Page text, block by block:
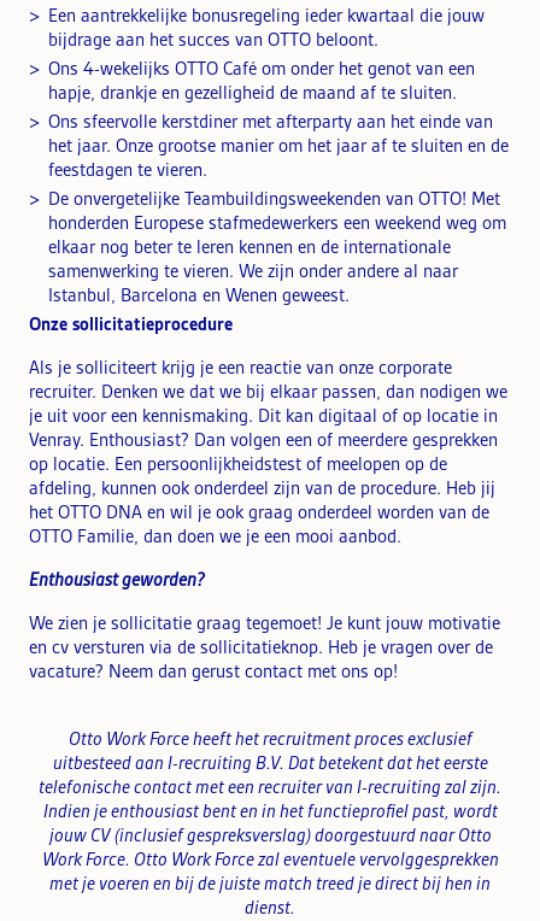
Een aantrekkelijke bonusregeling ieder kwartaal die jouw
bijdrage aan het succes van OTTO beloont.
Ons 4-wekelijks OTTO Café om onder het genot van een
hapje, drankje en gezelligheid de maand af te sluiten.
Ons sfeervolle kerstdiner met afterparty aan het einde van
het jaar. Onze grootse manier om het jaar af te sluiten en de
feestdagen te vieren.
De onvergetelijke Teambuildingsweekenden van OTTO! Met
honderden Europese stafmedewerkers een weekend weg om
elkaar nog beter te leren kennen en de internationale
samenwerking te vieren. We zijn onder andere al naar
Istanbul, Barcelona en Wenen geweest.
Onze sollicitatieprocedure
Als je solliciteert krijg je een reactie van onze corporate
recruiter. Denken we dat we bij elkaar passen, dan nodigen we
je uit voor een kennismaking. Dit kan digitaal of op locatie in
Venray. Enthousiast? Dan volgen een of meerdere gesprekken
op locatie. Een persoonlijkheidstest of meelopen op de
afdeling, kunnen ook onderdeel zijn van de procedure. Heb jij
het OTTO DNA en wil je ook graag onderdeel worden van de
OTTO Familie, dan doen we je een mooi aanbod.
Enthousiast geworden?
We zien je sollicitatie graag tegemoet! Je kunt jouw motivatie
en cv versturen via de sollicitatieknop. Heb je vragen over de
vacature? Neem dan gerust contact met ons op!
Otto Work Force heeft het recruitment proces exclusief
uitbesteed aan I-recruiting B.V. Dat betekent dat het eerste
telefonische contact met een recruiter van I-recruiting zal zijn.
Indien je enthousiast bent en in het functieprofiel past, wordt
jouw CV (inclusief gespreksverslag) doorgestuurd naar Otto
Work Force. Otto Work Force zal eventuele vervolggesprekken
met je voeren en bij de juiste match treed je direct bij hen in
dienst.